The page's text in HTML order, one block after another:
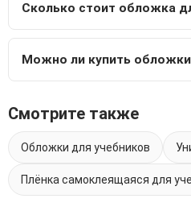
Сколько стоит обложка
Можно ли купить
Смотрите также
Обложки для учебников
Плёнка самоклеящаяся для